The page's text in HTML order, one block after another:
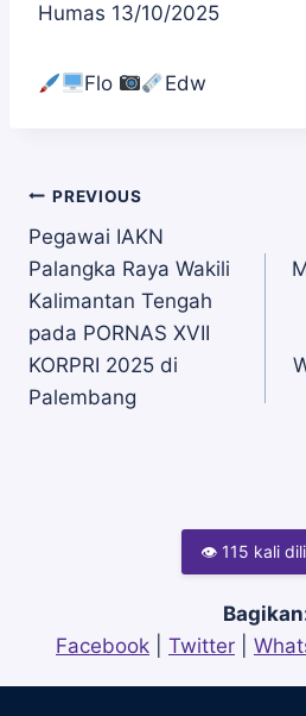
Humas 13/10/2025
Flo Edw
Navigasi
pos
PREVIOUS
Pegawai IAKN
Palangka Raya Wakili
Kalimantan Tengah
pada PORNAS XVII
KORPRI 2025 di
Palembang
👁 115 kali
Facebook
Twitter